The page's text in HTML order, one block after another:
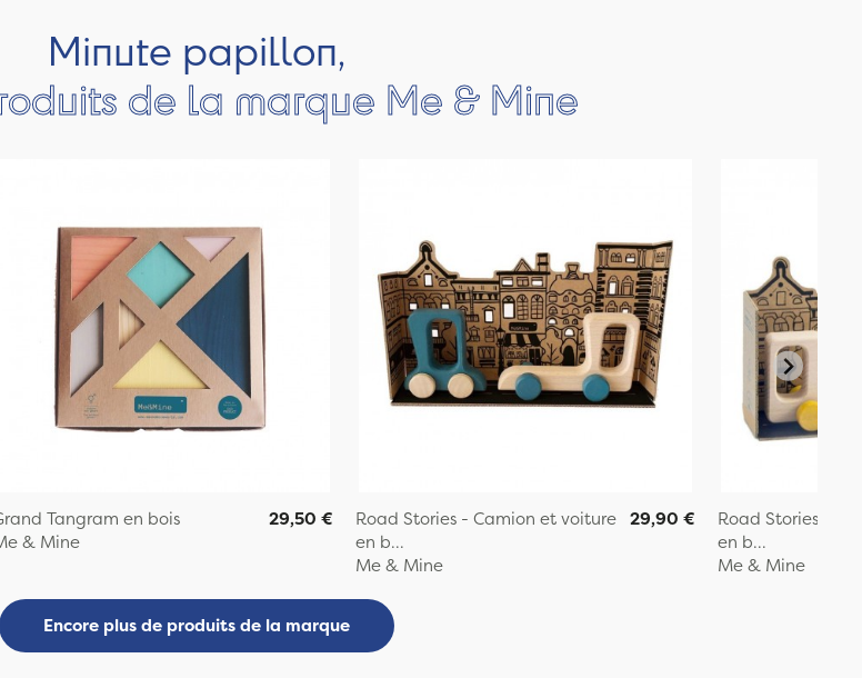
Minute papillon,
de la marque Me & Mine
Tangram en bois
& Mine
29,50 €
Road Stories - Camion et voiture
en b...
Me & Mine
29,90 €
Road Stories -
en b...
Me & Mine
Encore plus de produits de la marque